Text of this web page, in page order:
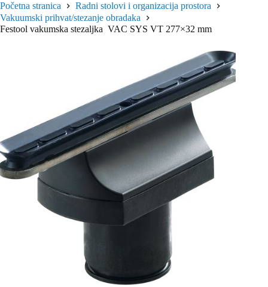
Početna stranica
Radni stolovi i organizacija prostora
Vakuumski prihvat/stezanje obradaka
Festool vakumska stezaljka VAC SYS VT 277×32 mm